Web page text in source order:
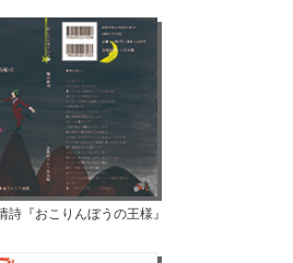
詩『おこりんぼうの王様』